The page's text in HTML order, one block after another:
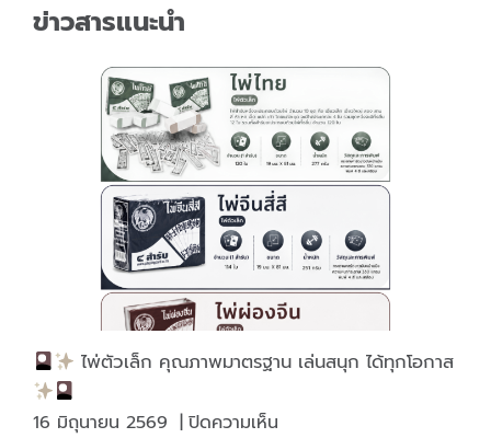
ข่าวสารแนะนำ
ไพ่ตัวเล็ก คุณภาพมาตรฐาน เล่นสนุก ได้ทุกโอกาส
16 มิถุนายน 2569 | ปิดความเห็นบน